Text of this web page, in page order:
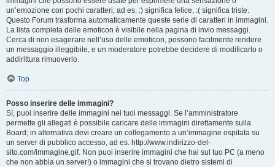
un’emozione con pochi caratteri; ad es. :) significa felice, :( significa triste.
Questo Forum trasforma automaticamente queste serie di caratteri in immagini.
La lista completa delle emoticon è visibile nella pagina di invio messaggi.
Cerca di non esagerare nell’uso delle emoticon, possono facilmente rendere
un messaggio illeggibile, e un moderatore potrebbe decidere di modificarlo o
addirittura rimuoverlo.
Top
Posso inserire delle immagini?
Sì, puoi inserire delle immagini nei tuoi messaggi. Se l’amministratore
permette gli allegati è possibile caricare delle immagini direttamente sulla
Board; in alternativa devi creare un collegamento a un’immagine ospitata su
un server di pubblico accesso, ad es. http://www.indirizzo-del-
sito.com/immagine.gif. Non puoi inserire immagini che hai sul tuo PC (a meno
che non abbia un server!) o immagini che si trovano dietro sistemi di